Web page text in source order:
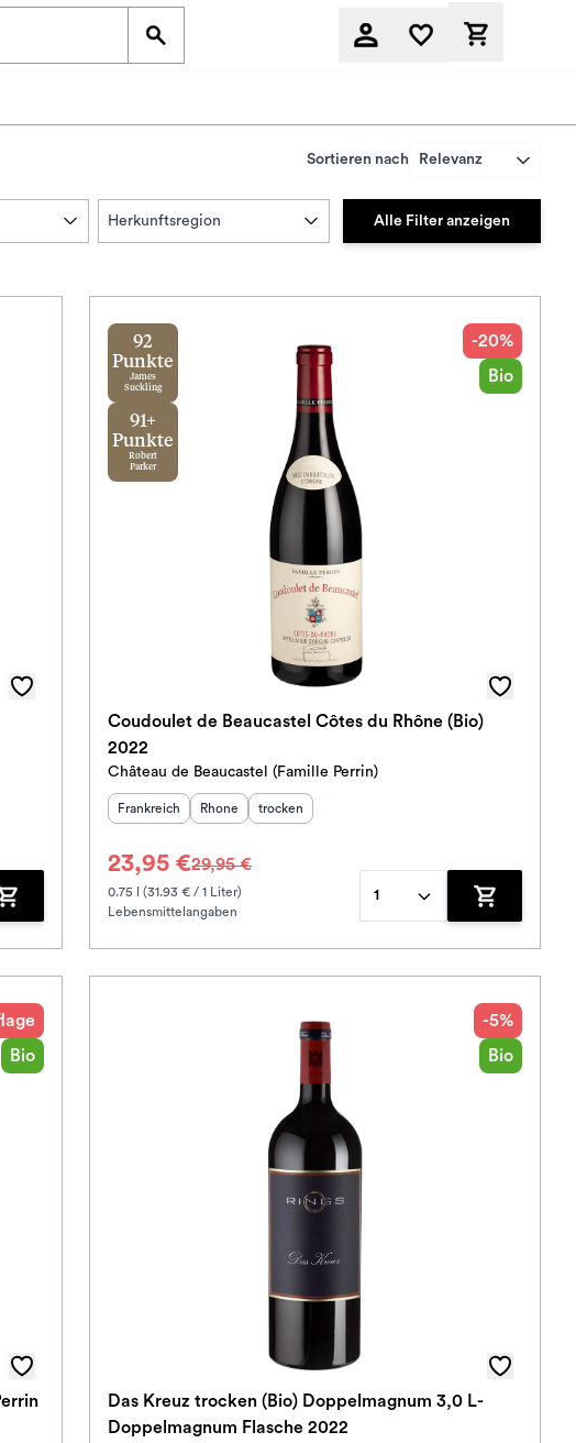
Sortieren nach Relevanz
Herkunftsregion Alle Filter anzeigen
Zum Warenkorb hinzufügen
92
Punkte
James
Suckling
91+
Punkte
Robert
Parker
-20%
Bio
Coudoulet de Beaucastel Côtes du Rhône (Bio)
2022
Château de Beaucastel (Famille Perrin)
Herkunftsland :
Frankreich Herkunftsregion:
Rhone Geschmack
trocken
23,95 €29,95 €
0.75 l (31.93 € / 1 Liter)
Lebensmittelangaben
1
Zum
Bio
-5%
Bio
Das Kreuz trocken (Bio) Doppelmagnum 3,0 L-
Doppelmagnum Flasche 2022